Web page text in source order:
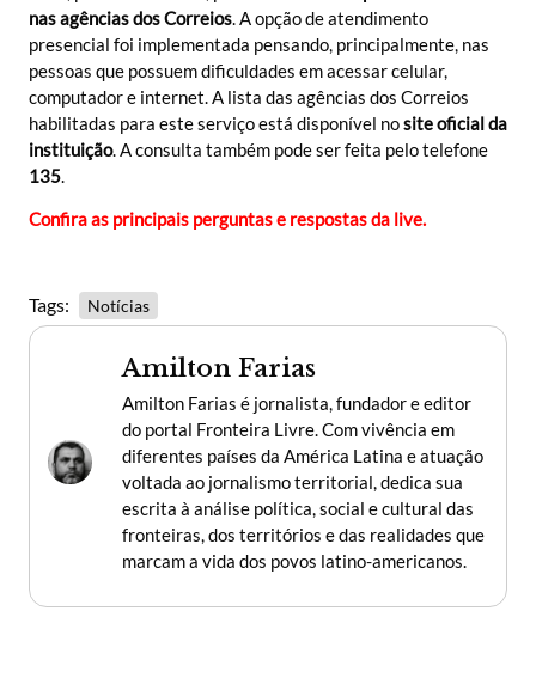
nas agências dos Correios. A opção de atendimento
presencial foi implementada pensando, principalmente, nas
pessoas que possuem dificuldades em acessar celular,
computador e internet. A lista das agências dos Correios
habilitadas para este serviço está disponível nosite oficial da
instituição. A consulta também pode ser feita pelo telefone
135.
Confira as principais perguntas e respostas da live.
Tags: Notícias
Amilton Farias
Amilton Farias é jornalista, fundador e editor
do portal Fronteira Livre. Com vivência em
diferentes países da América Latina e atuação
voltada ao jornalismo territorial, dedica sua
escrita à análise política, social e cultural das
fronteiras, dos territórios e das realidades que
marcam a vida dos povos latino-americanos.